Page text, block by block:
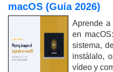
macOS (Guía 2026)
Aprende
en
sistema,
instálalo,
vídeo y